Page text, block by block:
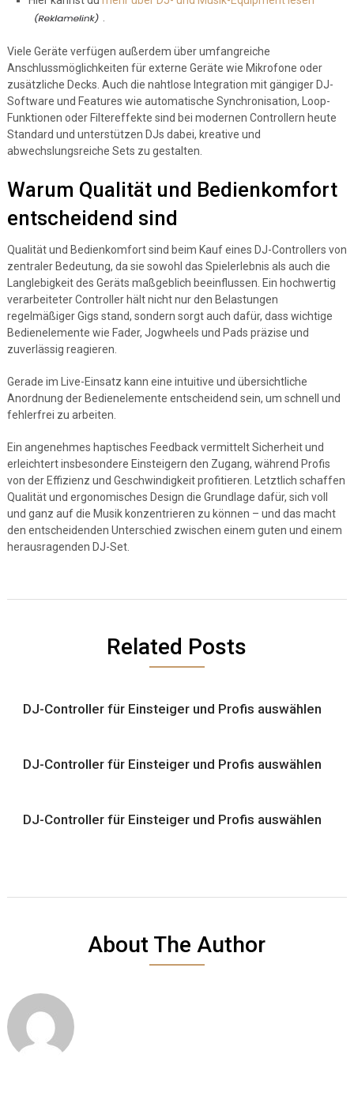
Viele Geräte verfügen außerdem über umfangreiche
Anschlussmöglichkeiten für externe Geräte wie Mikrofone oder
zusätzliche Decks. Auch die nahtlose Integration mit gängiger DJ-
Software und Features wie automatische Synchronisation, Loop-
Funktionen oder Filtereffekte sind bei modernen Controllern heute
Standard und unterstützen DJs dabei, kreative und
abwechslungsreiche Sets zu gestalten.
Warum Qualität und Bedienkomfort
entscheidend sind
Qualität und Bedienkomfort sind beim Kauf eines DJ-Controllers von
zentraler Bedeutung, da sie sowohl das Spielerlebnis als auch die
Langlebigkeit des Geräts maßgeblich beeinflussen. Ein hochwertig
verarbeiteter Controller hält nicht nur den Belastungen
regelmäßiger Gigs stand, sondern sorgt auch dafür, dass wichtige
Bedienelemente wie Fader, Jogwheels und Pads präzise und
zuverlässig reagieren.
Gerade im Live-Einsatz kann eine intuitive und übersichtliche
Anordnung der Bedienelemente entscheidend sein, um schnell und
fehlerfrei zu arbeiten.
Ein angenehmes haptisches Feedback vermittelt Sicherheit und
erleichtert insbesondere Einsteigern den Zugang, während Profis
von der Effizienz und Geschwindigkeit profitieren. Letztlich schaffen
Qualität und ergonomisches Design die Grundlage dafür, sich voll
und ganz auf die Musik konzentrieren zu können – und das macht
den entscheidenden Unterschied zwischen einem guten und einem
herausragenden DJ-Set.
Related Posts
DJ-Controller für Einsteiger und Profis auswählen
DJ-Controller für Einsteiger und Profis auswählen
DJ-Controller für Einsteiger und Profis auswählen
About The Author